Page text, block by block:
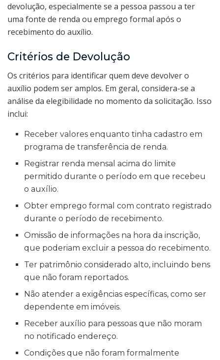
devolução, especialmente se a pessoa passou a ter
uma fonte de renda ou emprego formal após o
recebimento do auxílio.
Critérios de Devolução
Os critérios para identificar quem deve devolver o
auxílio podem ser amplos. Em geral, considera-se a
análise da elegibilidade no momento da solicitação. Isso
inclui:
Receber valores enquanto tinha cadastro em
programa de transferência de renda.
Registrar renda mensal acima do limite
permitido durante o período em que recebeu
o auxílio.
Obter emprego formal com contrato registrado
durante o período de recebimento.
Omissão de informações na hora da inscrição,
que poderiam excluir a pessoa do recebimento.
Ter patrimônio considerado alto, incluindo bens
que não foram reportados.
Não atender a exigências específicas, como ser
dependente em imóveis.
Receber auxílio para pessoas que não moram
no notificado endereço.
Condições que não foram formalmente